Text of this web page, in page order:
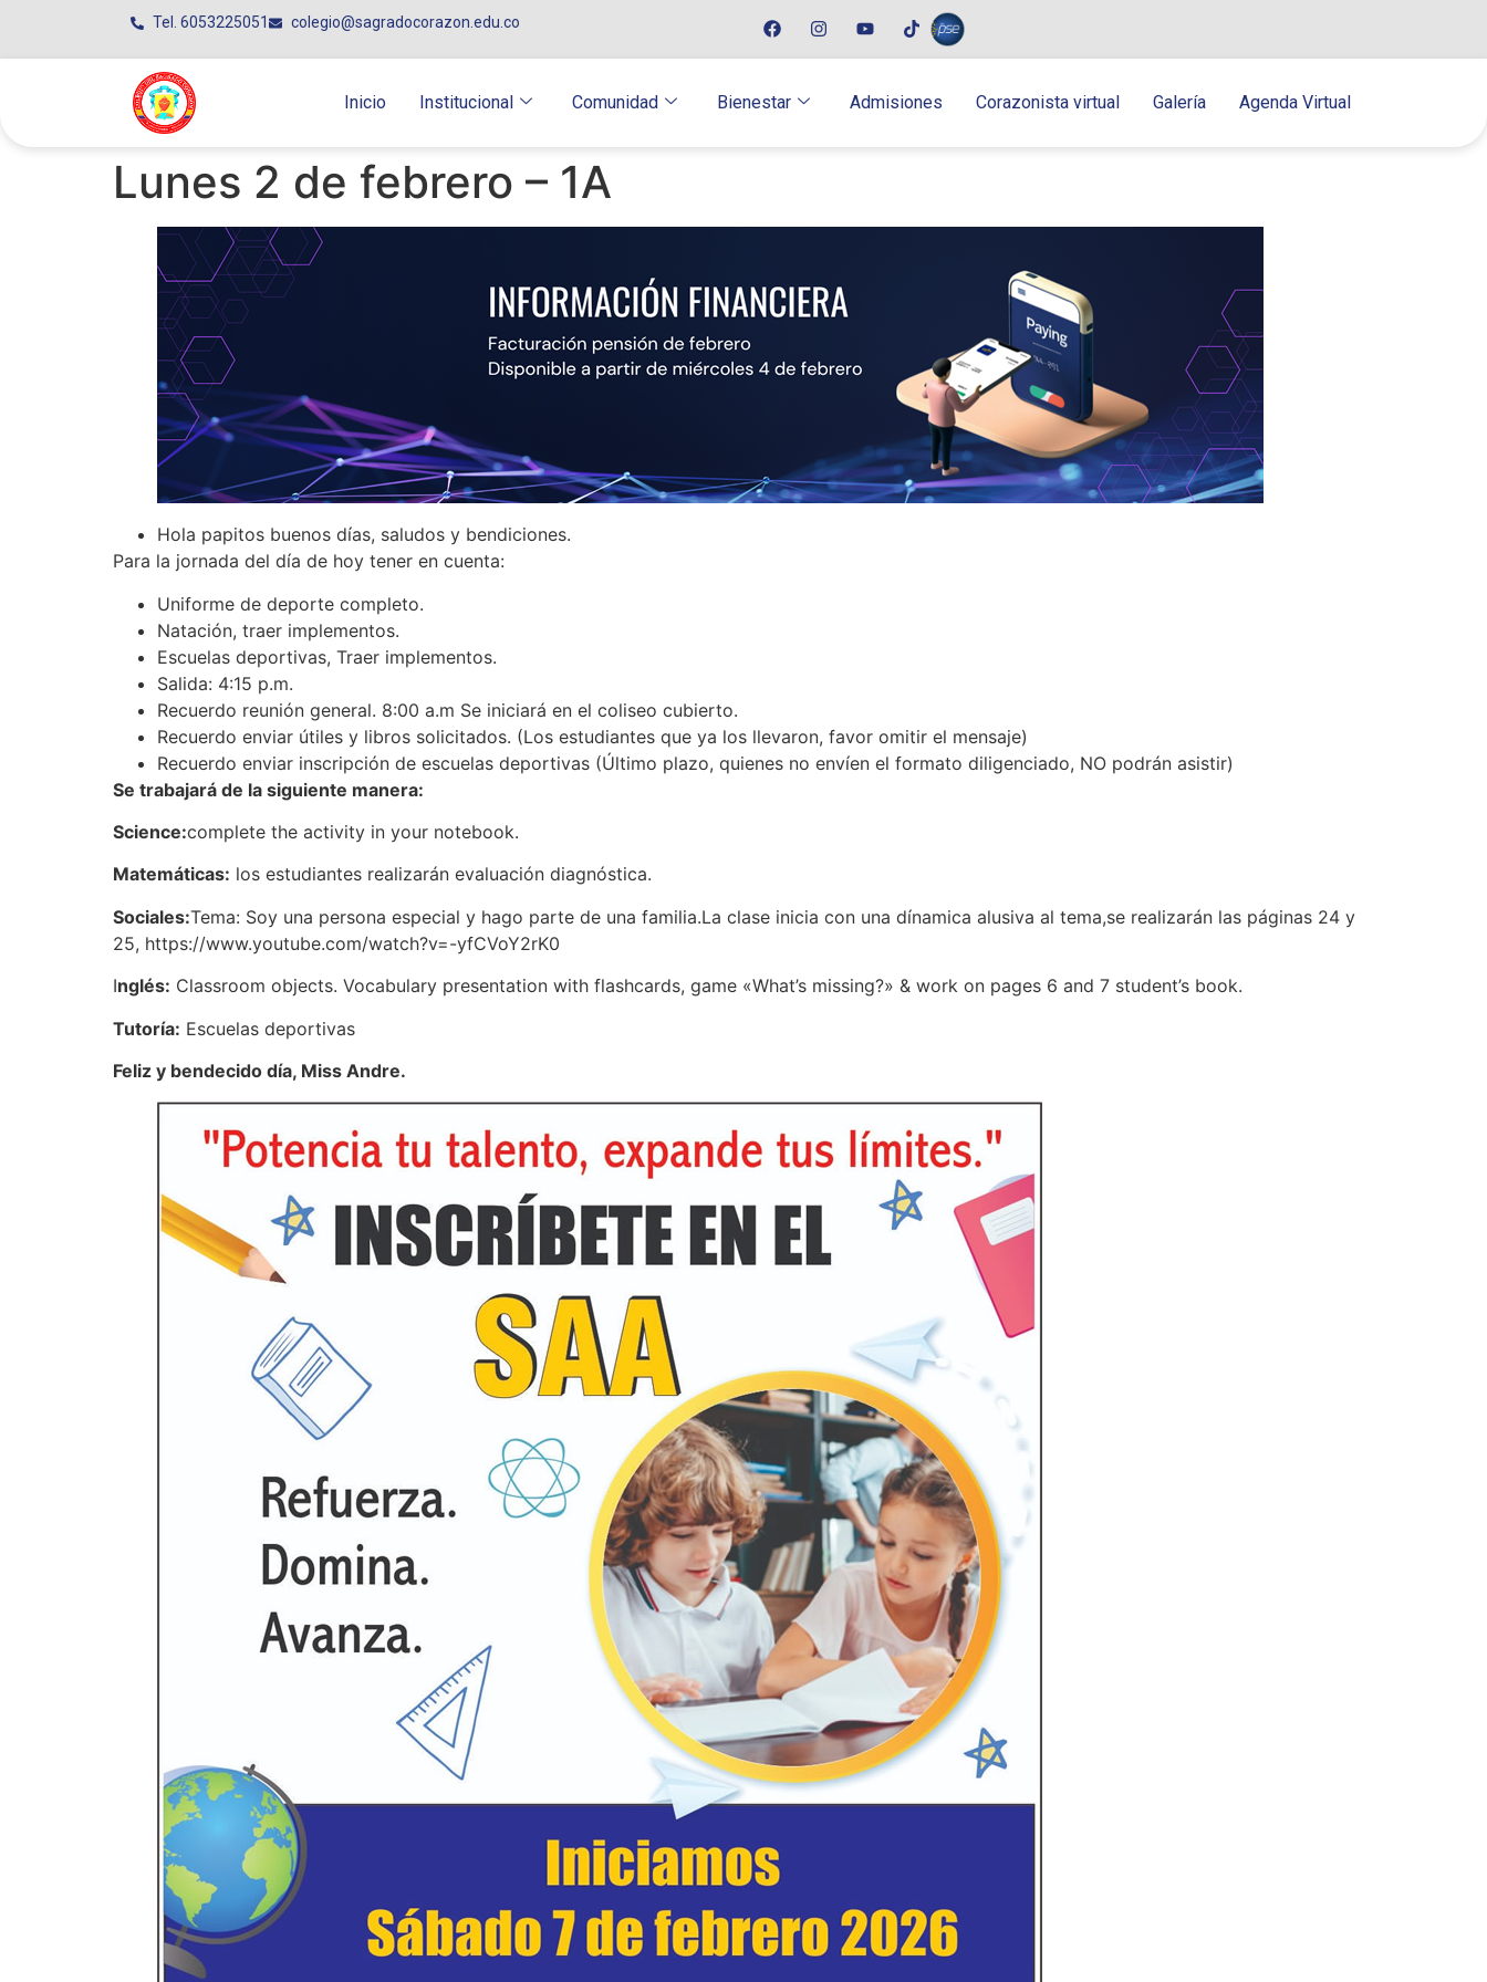
Tel. 6053225051 colegio@sagradocorazon.edu.co
Inicio Institucional Comunidad Bienestar Admisiones Corazonista virtual Galería Agenda Virtual
Lunes 2 de febrero – 1A
Hola papitos buenos días, saludos y bendiciones.
Para la jornada del día de hoy tener en cuenta:
Uniforme de deporte completo.
Natación, traer implementos.
Escuelas deportivas, Traer implementos.
Salida: 4:15 p.m.
Recuerdo reunión general. 8:00 a.m Se iniciará en el coliseo cubierto.
Recuerdo enviar útiles y libros solicitados. (Los estudiantes que ya los llevaron, favor omitir el mensaje)
Recuerdo enviar inscripción de escuelas deportivas (Último plazo, quienes no envíen el formato diligenciado, NO podrán asistir)
Se trabajará de la siguiente manera:
Science:complete the activity in your notebook.
Matemáticas: los estudiantes realizarán evaluación diagnóstica.
Sociales:Tema: Soy una persona especial y hago parte de una familia.La clase inicia con una dínamica alusiva al tema,se realizarán las páginas 24 y
25, https://www.youtube.com/watch?v=-yfCVoY2rK0
Inglés: Classroom objects. Vocabulary presentation with flashcards, game «What’s missing?» & work on pages 6 and 7 student’s book.
Tutoría: Escuelas deportivas
Feliz y bendecido día, Miss Andre.